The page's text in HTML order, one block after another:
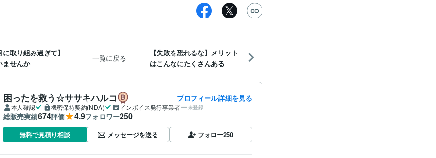
に取り組み過ぎて】
ませんか
一覧に戻る
【失敗を恐れるな】メリット
はこんなにたくさんある
困ったを救う☆ササキハルコ プロフィール詳細を見る
本人確認 機密保持契約(NDA) インボイス発行事業者 未登録
総販売実績674評価 4.9フォロワー250
無料で見積り相談 メッセージを送る フォロー250